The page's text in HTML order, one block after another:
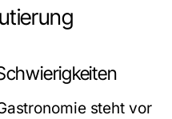
steht vor